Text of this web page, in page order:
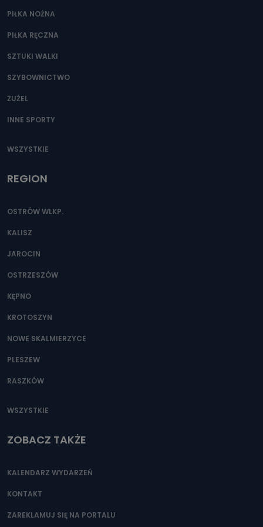
dane, które pochodzą bezpośrednio od Państwa (lub
zostały przekazane w Państwa imieniu) lub dane osobowe,
szczególności: imię i nazwisko, adres e-mail, telefon
danych osobowych są pracownicy i współpracownicy
oraz partnerzy wspomagający administratora w jego
Jak skontaktować się z inspektorem
danych osobowych?
Można to zrobić pod numerem telefonu 62 735-51-05 lub
PIŁKA NOŻNA
PIŁKA RĘCZNA
SZTUKI WALKI
SZYBOWNICTWO
ŻUŻEL
INNE SPORTY
WSZYSTKIE
REGION
OSTRÓW WLKP.
KALISZ
JAROCIN
OSTRZESZÓW
KĘPNO
KROTOSZYN
NOWE SKALMIERZYCE
PLESZEW
RASZKÓW
WSZYSTKIE
ZOBACZ TAKŻE
KALENDARZ WYDARZEŃ
KONTAKT
ZAREKLAMUJ SIĘ NA PORTALU